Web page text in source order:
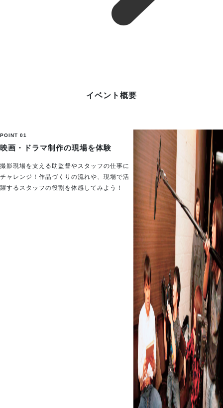
イベント概要
POINT 01
映画・ドラマ制作の現場を体験
撮影現場を支える助監督やスタッフの仕事に
チャレンジ！作品づくりの流れや、現場で活
躍するスタッフの役割を体感してみよう！